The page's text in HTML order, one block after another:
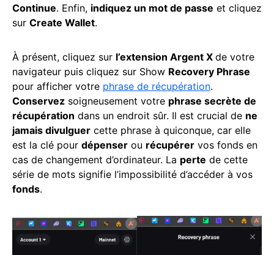
Continue. Enfin, indiquez un mot de passe et cliquez
sur Create Wallet.
À présent, cliquez sur l’extension Argent X de votre
navigateur puis cliquez sur Show Recovery Phrase
pour afficher votre phrase de récupération.
Conservez soigneusement votre phrase secrète de
récupération dans un endroit sûr. Il est crucial de ne
jamais divulguer cette phrase à quiconque, car elle
est la clé pour dépenser ou récupérer vos fonds en
cas de changement d’ordinateur. La perte de cette
série de mots signifie l’impossibilité d’accéder à vos
fonds.